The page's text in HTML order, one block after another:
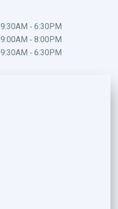
9:30AM - 6:30PM
9:00AM - 8:00PM
9:30AM - 6:30PM